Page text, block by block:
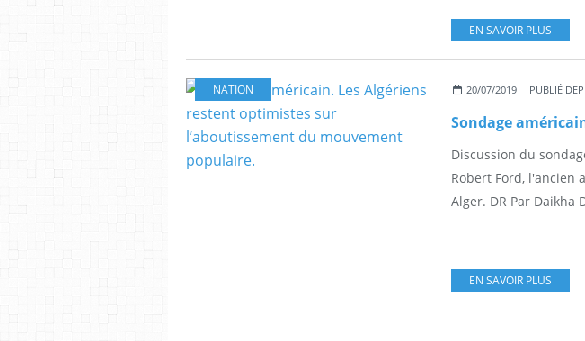
EN SAVOIR PLUS
NATION 20/07/2019 PUBLIÉ
Discussion du
Robert Ford, l'ancien
Alger. DR Par Daikha
EN SAVOIR PLUS